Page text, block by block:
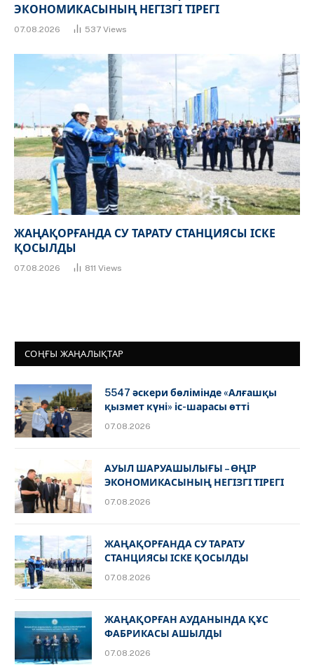
ЭКОНОМИКАСЫНЫҢ НЕГІЗГІ ТІРЕГІ
07.08.2026 537 Views
ЖАҢАҚОРҒАНДА СУ ТАРАТУ СТАНЦИЯСЫ ІСКЕ
ҚОСЫЛДЫ
07.08.2026 811 Views
СОҢҒЫ ЖАҢАЛЫҚТАР
5547 әскери бөлімінде «Алғашқы
қызмет күні» іс-шарасы өтті
07.08.2026
АУЫЛ ШАРУАШЫЛЫҒЫ – ӨҢІР
ЭКОНОМИКАСЫНЫҢ НЕГІЗГІ ТІРЕГІ
07.08.2026
ЖАҢАҚОРҒАНДА СУ ТАРАТУ
СТАНЦИЯСЫ ІСКЕ ҚОСЫЛДЫ
07.08.2026
ЖАҢАҚОРҒАН АУДАНЫНДА ҚҰС
ФАБРИКАСЫ АШЫЛДЫ
07.08.2026